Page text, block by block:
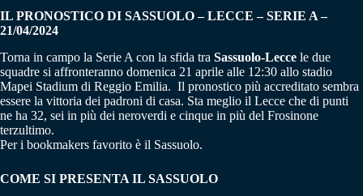
IL PRONOSTICO DI SASSUOLO – LECCE – SERIE A –
21/04/2024
Torna in campo la Serie A con la sfida tra Sassuolo-Lecce le due
squadre si affronteranno domenica 21 aprile alle 12:30 allo stadio
Mapei Stadium di Reggio Emilia. Il pronostico più accreditato sembra
essere la vittoria dei padroni di casa. Sta meglio il Lecce che di punti
ne ha 32, sei in più dei neroverdi e cinque in più del Frosinone
terzultimo.
Per i bookmakers favorito è il Sassuolo.
COME SI PRESENTA IL SASSUOLO